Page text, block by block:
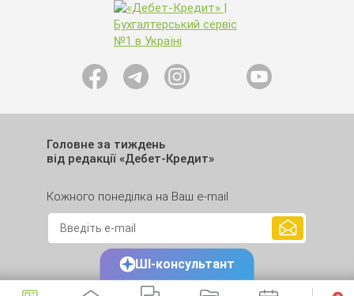
Головне за тиждень
від редакції «Дебет-Кредит»
Кожного понеділка на Ваш e-mail
ШІ-консультант